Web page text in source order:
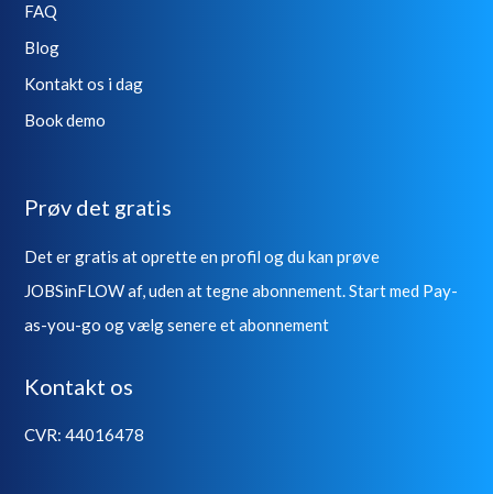
FAQ
Blog
Kontakt os i dag
Book demo
Prøv det gratis
Det er gratis at oprette en profil og du kan prøve
JOBSinFLOW af, uden at tegne abonnement. Start med Pay-
as-you-go og vælg senere et abonnement
Kontakt os
CVR: 44016478